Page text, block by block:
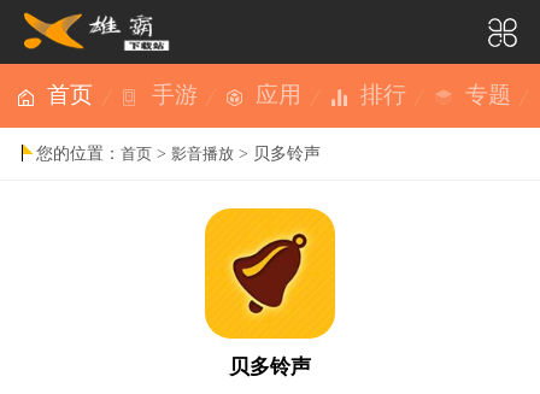
首页 手游 应用 排行 专题
您的位置：首页 >影音播放 > 贝多铃声
贝多铃声